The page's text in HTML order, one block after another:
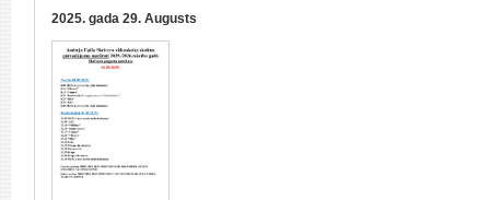
2025. gada 29. Augusts